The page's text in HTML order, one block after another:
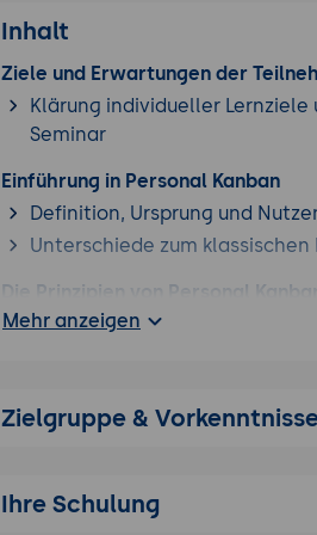
Inhalt
Ziele und Erwartungen der
Klärung individueller
Seminar
Einführung in Personal Kanban
Definition, Ursprung und
Unterschiede zum klassischen
Die Prinzipien von Personal Kanban
Arbeit sichtbar machen
kontinuierliche Verbesserung
Aufgaben und Arbeitsschritte
Mehr anzeigen
Zielgruppe &
Ihre Schulung